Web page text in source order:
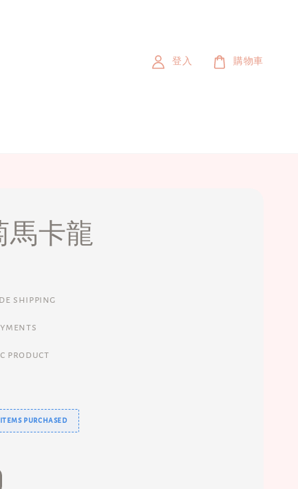
登入 購物車
馬卡龍
shipping
product
items purchased